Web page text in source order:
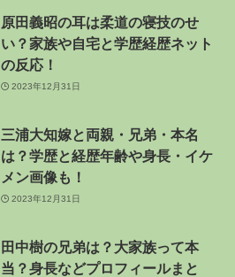
原田義昭の耳は柔道の寝技のせ
い？家族や自宅と学歴経歴ネット
の反応！
2023年12月31日
三浦大知嫁と両親・兄弟・本名
は？学歴と経歴年齢や身長・イケ
メン画像も！
2023年12月31日
田中樹の兄弟は？大家族って本
当？身長などプロフィールまと